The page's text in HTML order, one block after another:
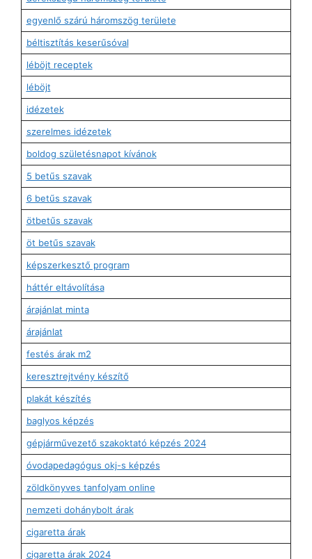
egyenlő szárú háromszög területe
béltisztítás keserűsóval
léböjt receptek
léböjt
idézetek
szerelmes idézetek
boldog születésnapot kívánok
5 betűs szavak
6 betűs szavak
ötbetűs szavak
öt betűs szavak
képszerkesztő program
háttér eltávolítása
árajánlat minta
árajánlat
festés árak m2
keresztrejtvény készítő
plakát készítés
baglyos képzés
gépjárművezető szakoktató képzés 2024
óvodapedagógus okj-s képzés
zöldkönyves tanfolyam online
nemzeti dohánybolt árak
cigaretta árak
cigaretta árak 2024